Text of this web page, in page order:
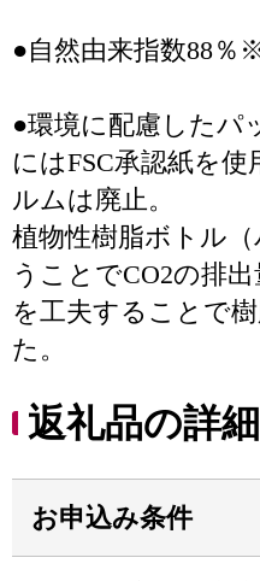
●自然由来指数88％
●環境に配慮したパ
にはFSC承認紙を
ルムは廃止。
植物性樹脂ボトル
うことでCO2の排
を工夫することで
た。
返礼品の詳細
お申込み条件